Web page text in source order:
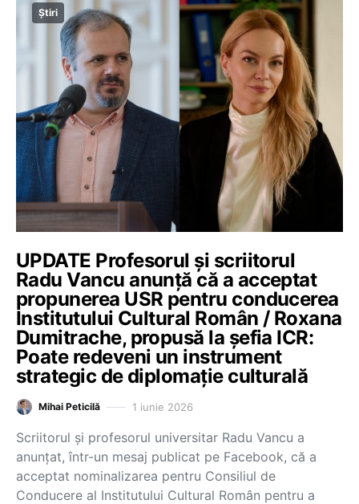
Știri
UPDATE Profesorul și scriitorul
Radu Vancu anunță că a acceptat
propunerea USR pentru conducerea
Institutului Cultural Român / Roxana
Dumitrache, propusă la șefia ICR:
Poate redeveni un instrument
strategic de diplomație culturală
Mihai Peticilă 1 iunie 2026
Scriitorul și profesorul universitar Radu Vancu a
anunțat, într-un mesaj publicat pe Facebook, că a
acceptat nominalizarea pentru Consiliul de
Conducere al Institutului Cultural Român pentru a